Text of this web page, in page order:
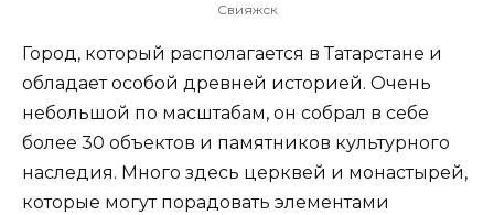
Свияжск
Город, который располагается в Татарстане и
обладает особой древней историей. Очень
небольшой по масштабам, он собрал в себе
более 30 объектов и памятников культурного
наследия. Много здесь церквей и монастырей,
которые могут порадовать элементами